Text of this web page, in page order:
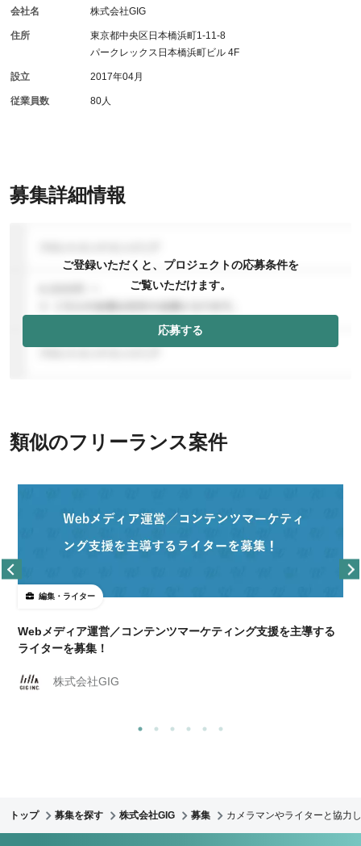
募集詳細情報
ご登録いただくと、プロジェクトの応募条件を
ご覧いただけます。
応募する
会社名 株式会社GIG
住所
東京都中央区日本橋浜町1-11-8
パークレックス日本橋浜町ビル 4F
設立 2017年04月
従業員数 80人
類似のフリーランス案件
編集・ライター
Webメディア運営／コンテンツマーケティング支援を主導する
ライターを募集！
株式会社GIG
トップ 募集を探す 株式会社GIG 募集 カメラマンやライターと協力